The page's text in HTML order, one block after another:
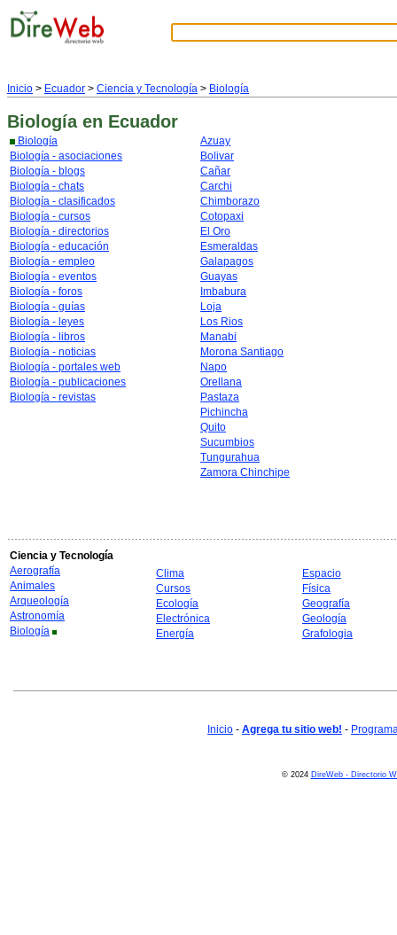
Inicio > Ecuador > Ciencia y Tecnología > Biología
Biología en Ecuador
Biología
Biología - asociaciones
Biología - blogs
Biología - chats
Biología - clasificados
Biología - cursos
Biología - directorios
Biología - educación
Biología - empleo
Biología - eventos
Biología - foros
Biología - guías
Biología - leyes
Biología - libros
Biología - noticias
Biología - portales web
Biología - publicaciones
Biología - revistas
Azuay
Bolivar
Cañar
Carchi
Chimborazo
Cotopaxi
El Oro
Esmeraldas
Galapagos
Guayas
Imbabura
Loja
Los Rios
Manabi
Morona Santiago
Napo
Orellana
Pastaza
Pichincha
Quito
Sucumbios
Tungurahua
Zamora Chinchipe
Ciencia y Tecnología
Aerografía
Animales
Arqueología
Astronomía
Biología
Clima
Cursos
Ecología
Electrónica
Energía
Espacio
Física
Geografía
Geología
Grafologia
Inicio - Agrega tu sitio web! -
© 2024 DireWeb - Directorio